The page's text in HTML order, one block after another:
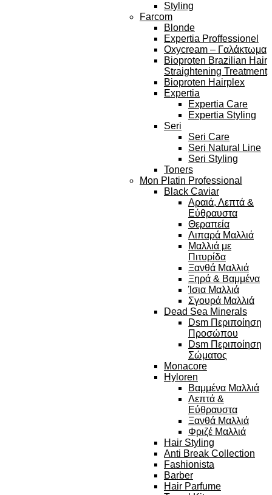
Styling
Farcom
Blonde
Expertia Proffessionel
Oxycream – Γαλάκτωμα
Bioproten Brazilian Hair
Straightening Treatment
Bioproten Hairplex
Expertia
Expertia Care
Expertia Styling
Seri
Seri Care
Seri Natural Line
Seri Styling
Toners
Mon Platin Professional
Black Caviar
Αραιά, Λεπτά &
Εύθραυστα
Θεραπεία
Λιπαρά Μαλλιά
Μαλλιά με
Πιτυρίδα
Ξανθά Μαλλιά
Ξηρά & Βαμμένα
Ίσια Μαλλιά
Σγουρά Μαλλιά
Dead Sea Minerals
Dsm Περιποίηση
Προσώπου
Dsm Περιποίηση
Σώματος
Monacore
Hyloren
Βαμμένα Μαλλιά
Λεπτά &
Εύθραυστα
Ξανθά Μαλλιά
Φριζέ Μαλλιά
Hair Styling
Anti Break Collection
Fashionista
Barber
Hair Parfume